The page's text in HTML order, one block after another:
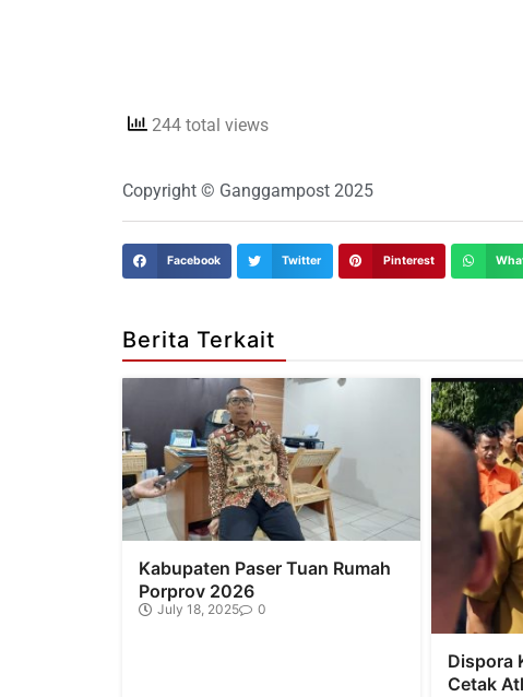
244 total views
Copyright © Ganggampost 2025
Facebook Twitter Pinterest
Berita Terkait
Kabupaten Paser Tuan Rumah
Porprov 2026
July 18, 2025 0
Dispora
Cetak